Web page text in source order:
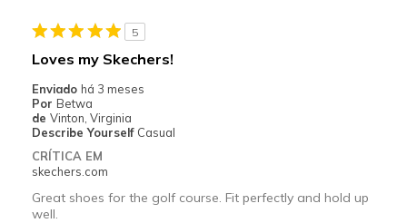
Stylish
Contras
Need Break In
Width
Sizing
View On Shoes
I'm Into Shoes
5
Loves my Skechers!
Enviado há 3 meses
Por Betwa
de Vinton, Virginia
Describe Yourself Casual
CRÍTICA EM
skechers.com
Great shoes for the golf course. Fit perfectly and hold up
well.